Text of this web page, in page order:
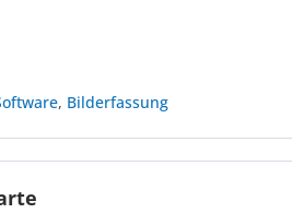
, Bilderfassung